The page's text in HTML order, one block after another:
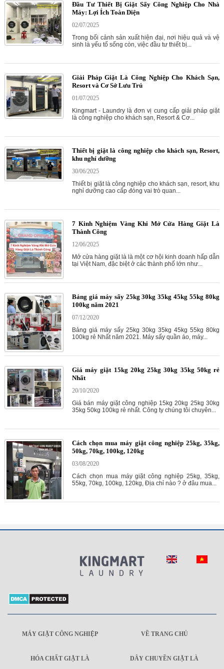
Đầu Tư Thiết Bị Giặt Sấy Công Nghiệp Cho Nhà
Máy: Lợi Ích Toàn Diện
02/07/2025
Trong bối cảnh sản xuất hiện đại, nơi hiệu quả và vệ
sinh là yếu tố sống còn, việc đầu tư thiết bị...
Giải Pháp Giặt Là Công Nghiệp Cho Khách Sạn,
Resort và Cơ Sở Lưu Trú
01/07/2025
Kingmart - Laundry là đơn vị cung cấp giải pháp giặt
là công nghiệp cho khách sạn, Resort & Cơ...
Thiết bị giặt là công nghiệp cho khách sạn, Resort,
khu nghỉ dưỡng
30/06/2025
Thiết bị giặt là công nghiệp cho khách sạn, resort, khu
nghỉ dưỡng cao cấp đóng vai trò quan...
7 Kinh Nghiệm Vàng Khi Mở Cửa Hàng Giặt Là
Thành Công
12/06/2025
Mở cửa hàng giặt là là một cơ hội kinh doanh hấp dẫn
tại Việt Nam, đặc biệt ở các thành phố lớn như...
Bảng giá máy sấy 25kg 30kg 35kg 45kg 55kg 80kg
100kg năm 2021
07/12/2020
Bảng giá máy sấy 25kg 30kg 35kg 45kg 55kg 80kg
100kg rẻ Nhất năm 2021. Máy sấy quần áo, máy...
Giá máy giặt 15kg 20kg 25kg 30kg 35kg 50kg rẻ
Nhất
20/10/2020
Giá bán máy giặt công nghiệp 15kg 20kg 25kg 30kg
35kg 50kg 100kg rẻ nhất. Công ty chúng tôi chuyên...
Cách chọn mua máy giặt công nghiệp 25kg, 35kg,
50kg, 70kg, 100kg, 120kg
03/08/2020
Cách chọn mua máy giặt công nghiệp 25kg, 35kg,
55kg, 70kg, 100kg, 120kg, Địa chỉ nào ? ở đâu mua...
MÁY GIẶT CÔNG NGHIỆP VỀ TRANG CHỦ
HÓA CHẤT GIẶT LÀ DÂY CHUYỀN GIẶT LÀ